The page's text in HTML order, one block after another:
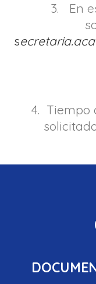
3. En
s
4. Tiempo